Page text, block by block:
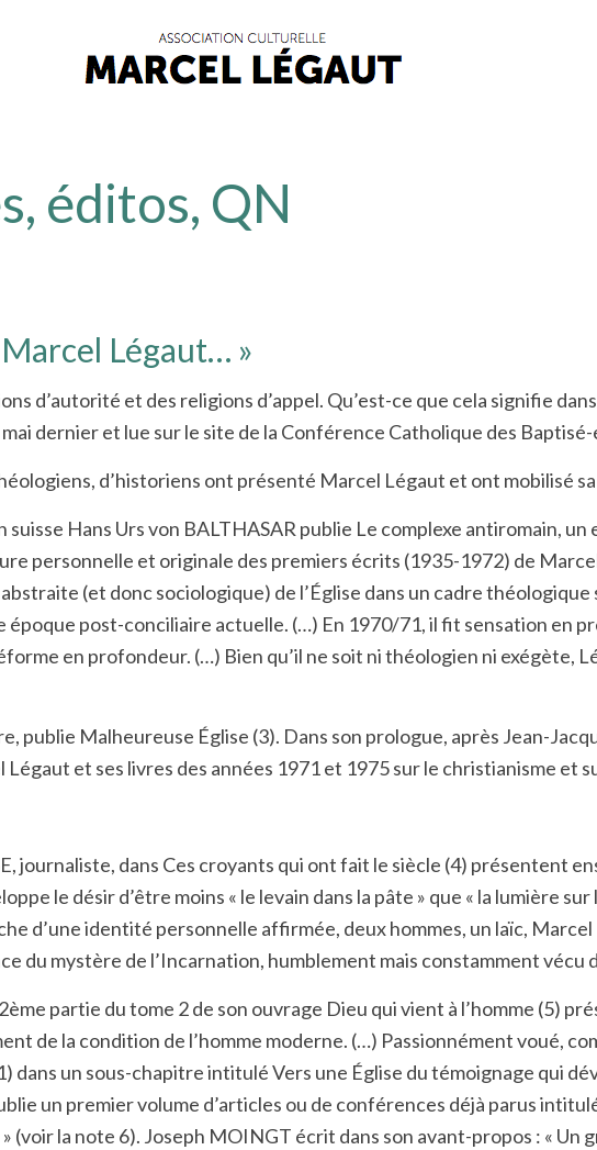
éditos, QN
Légaut… »
d’autorité et des religions d’appel. Qu’est-ce que cela signifie
dernier et lue sur le site de la Conférence Catholique des
d’historiens ont présenté Marcel Légaut et ont mobilisé
Hans Urs von BALTHASAR publie Le complexe antiromain,
personnelle et originale des premiers écrits (1935-1972) de
(et donc sociologique) de l’Église dans un cadre théologique
époque post-conciliaire actuelle. (…) En 1970/71, il fit sensation en
en profondeur. (…) Bien qu’il ne soit ni théologien ni exégète,
publie Malheureuse Église (3). Dans son prologue, après Jean-
et ses livres des années 1971 et 1975 sur le christianisme et
journaliste, dans Ces croyants qui ont fait le siècle (4) présentent
le désir d’être moins « le levain dans la pâte » que « la lumière
d’une identité personnelle affirmée, deux hommes, un laïc,
du mystère de l’Incarnation, humblement mais constamment vécu
partie du tome 2 de son ouvrage Dieu qui vient à l’homme (5)
de la condition de l’homme moderne. (…) Passionnément voué,
dans un sous-chapitre intitulé Vers une Église du témoignage qui
un premier volume d’articles ou de conférences déjà parus
(voir la note 6). Joseph MOINGT écrit dans son avant-propos : « Un